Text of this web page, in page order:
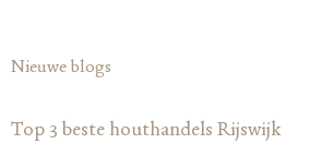
Nieuwe blogs
Top 3 beste houthandels Rijswijk